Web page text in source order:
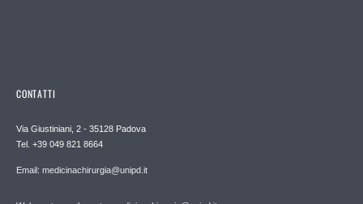
CONTATTI
Via Giustiniani, 2 - 35128 Padova
Tel. +39 049 821 8664
Email: medicinachirurgia@unipd.it